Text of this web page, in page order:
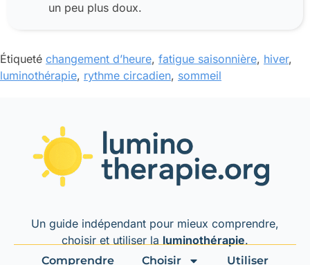
un peu plus doux.
Étiqueté changement d’heure, fatigue saisonnière, hiver,
luminothérapie, rythme circadien, sommeil
Un guide indépendant pour mieux comprendre,
choisir et utiliser la luminothérapie.
Comprendre Choisir Utiliser